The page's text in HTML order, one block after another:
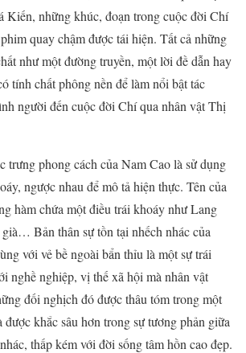
Kiến, những khúc, đoạn trong cuộc đời Chí
quay chậm được tái hiện. Tất cả những
như một đường truyền, một lời đề dẫn hay
tính chất phông nền để làm nổi bật tác
người đến cuộc đời Chí qua nhân vật Thị
trưng phong cách của Nam Cao là sử dụng
ngược nhau để mô tả hiện thực. Tên của
hàm chứa một điều trái khoáy như Lang
Bản thân sự tồn tại nhếch nhác của
với vẻ bề ngoài bẩn thỉu là một sự trái
nghề nghiệp, vị thế xã hội mà nhân vật
đối nghịch đó được thâu tóm trong một
khắc sâu hơn trong sự tương phản giữa
thấp kém với đời sống tâm hồn cao đẹp.